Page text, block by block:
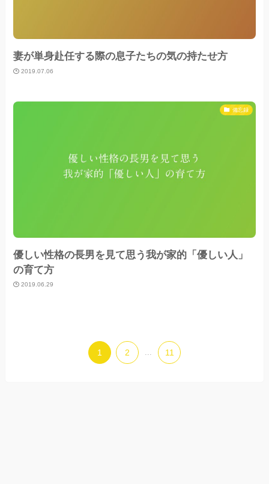
妻が単身赴任する際の息子たちの気の持たせ方
2019.07.06
備忘録
優しい性格の長男を見て思う我が家的「優しい人」
の育て方
2019.06.29
1 2 11